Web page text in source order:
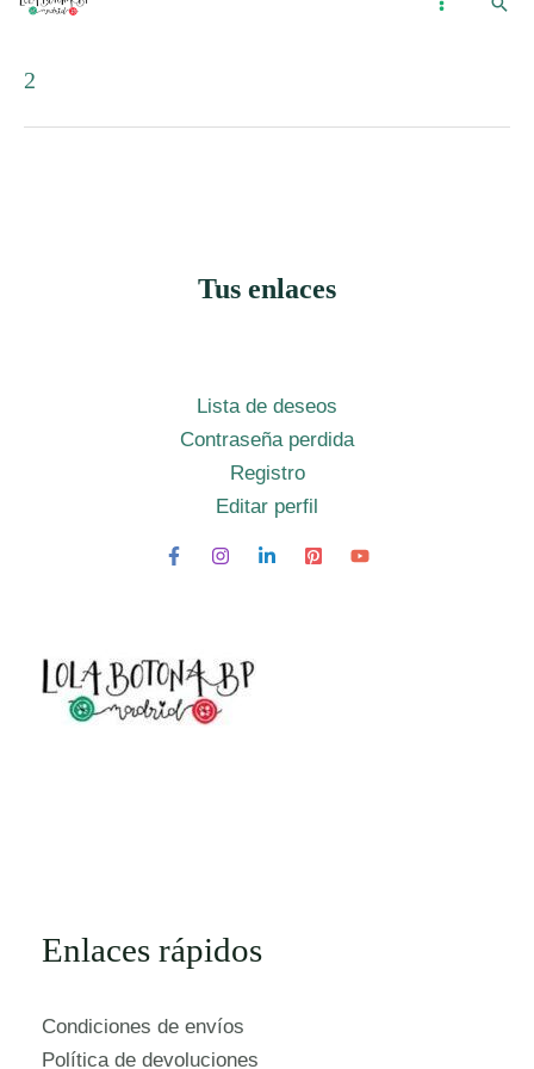
Ir
contenido
2
Tus enlaces
Lista de deseos
Contraseña perdida
Registro
Editar perfil
Enlaces rápidos
Condiciones de envíos
Política de devoluciones